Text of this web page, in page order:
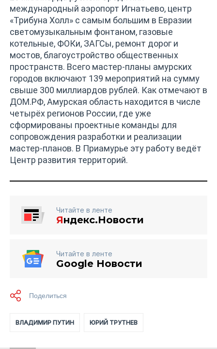
международный аэропорт Игнатьево, центр
«Трибуна Холл» с самым большим в Евразии
светомузыкальным фонтаном, газовые
котельные, ФОКи, ЗАГСы, ремонт дорог и
мостов, благоустройство общественных
пространств. Всего мастер-планы амурских
городов включают 139 мероприятий на сумму
свыше 300 миллиардов рублей. Как отмечают в
ДОМ.РФ, Амурская область находится в числе
четырёх регионов России, где уже
сформированы проектные команды для
сопровождения разработки и реализации
мастер-планов. В Приамурье эту работу ведёт
Центр развития территорий.
Читайте в ленте
Яндекс.Новости
Читайте в ленте
Google Новости
ВЛАДИМИР ПУТИН ЮРИЙ ТРУТНЕВ